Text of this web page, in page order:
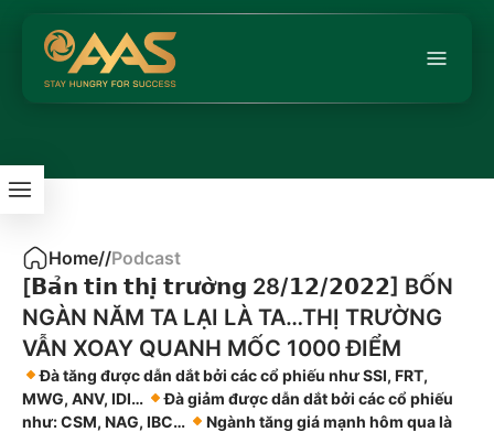
Home//Podcast
[𝗕𝗮̉𝗻 𝘁𝗶𝗻 𝘁𝗵𝗶̣ 𝘁𝗿𝘂̛𝗼̛̀𝗻𝗴 28/𝟭𝟮/𝟮𝟬𝟮𝟮] BỐN
NGÀN NĂM TA LẠI LÀ TA…THỊ TRƯỜNG
VẪN XOAY QUANH MỐC 1000 ĐIỂM
Đà tăng được dẫn dắt bởi các cổ phiếu như SSI, FRT,
MWG, ANV, IDI…
Đà giảm được dẫn dắt bởi các cổ phiếu
như: CSM, NAG, IBC…
Ngành tăng giá mạnh hôm qua là